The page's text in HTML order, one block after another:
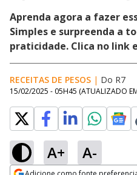
Aprenda agora a fazer
Simples e surpreenda a
praticidade. Clica no link
RECEITAS DE PESOS | Do R7
15/02/2025 - 05H45 (ATUALIZADO
A+ A-